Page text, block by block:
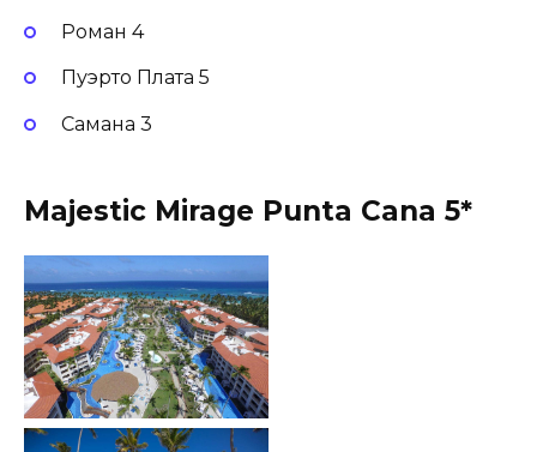
Роман 4
Пуэрто Плата 5
Самана 3
Majestic Mirage Punta Cana 5*